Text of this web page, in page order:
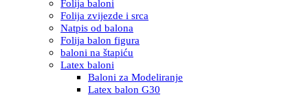
Folija baloni
Folija zvijezde i srca
Natpis od balona
Folija balon figura
baloni na štapiću
Latex baloni
Baloni za Modeliranje
Latex balon G30